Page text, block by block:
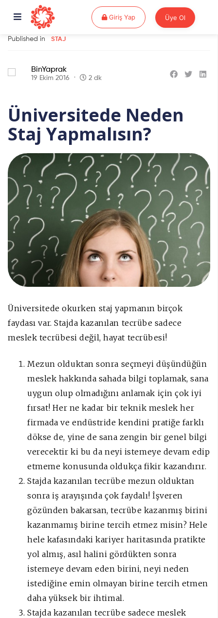
Giriş YapGiriş Yap Üye Ol
Published in STAJ
BinYaprak
19 Ekim 2016 2 dk
Üniversitede Neden
Staj Yapmalısın?
Üniversitede okurken staj yapmanın birçok
faydası var. Stajda kazanılan tecrübe sadece
meslek tecrübesi değil, hayat tecrübesi!
Mezun olduktan sonra seçmeyi düşündüğün
meslek hakkında sahada bilgi toplamak, sana
uygun olup olmadığını anlamak için çok iyi
fırsat! Her ne kadar bir teknik meslek her
firmada ve endüstride kendini pratiğe farklı
dökse de, yine de sana zengin bir genel bilgi
verecektir ki bu da neyi istemeye devam edip
etmeme konusunda oldukça fikir kazandırır.
Stajda kazanılan tecrübe mezun olduktan
sonra iş arayışında çok faydalı! İşveren
gözünden bakarsan, tecrübe kazanmış birini
kazanmamış birine tercih etmez misin? Hele
hele kafasındaki kariyer haritasında pratikte
yol almış, asıl halini gördükten sonra
istemeye devam eden birini, neyi neden
istediğine emin olmayan birine tercih etmen
daha yüksek bir ihtimal.
Stajda kazanılan tecrübe sadece meslek